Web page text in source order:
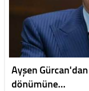
Ayşen
dönümüne…